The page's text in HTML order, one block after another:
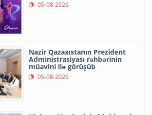
05-08-2026
Nazir Qazaxıstanın Prezident
Administrasiyası rəhbərinin
müavini ilə görüşüb
05-08-2026